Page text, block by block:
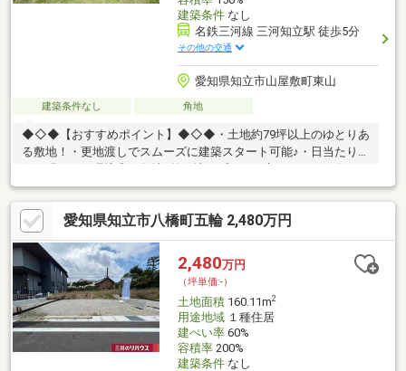
建築条件なし
名鉄三河線 三河知立駅 徒歩5分
その他の交通
愛知県知立市山屋敷町東山
建築条件なし 角地
◆◇◆【おすすめポイント】◆◇◆・土地約79坪以上のゆとりあ
る敷地！・更地渡しでスムーズに建築スタート可能♪・日当たり良
好で明るい住環境◎・角地×整形地でプランが立てやすい好条
件！・閑静な住宅地かつ周辺交通量少なめで落ち着いた暮らし！
◆◇◆【周辺環境】◆◇◆・ファミリーマート知立牛田町店 徒
歩約7分・ギャラリエアピタ知立店 徒歩約23分・スギ薬局知立
北店 徒歩約10分・ＪＡあいち中央知立 徒歩約18分・イオンタ
ウン刈谷 車で約13分■■【ご内覧・ご来店 ご希望のお客様へ】
■■土日祝のご来店・ご案内可能です！資金計画や住宅ローンのご
相談も無料でご案内いたします。
愛知県知立市八橋町五輪 2,480万円
2,480万円
（坪単価:-）
土地面積160.11m2
用途地域１種住居
建ぺい率60%
容積率200%
建築条件なし